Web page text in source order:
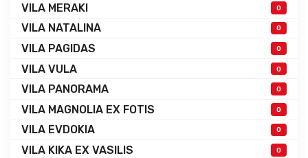
VILA MERAKI 0
VILA NATALINA 0
VILA PAGIDAS 0
VILA VULA 0
VILA PANORAMA 0
VILA MAGNOLIA EX FOTIS 0
VILA EVDOKIA 0
VILA KIKA EX VASILIS 0